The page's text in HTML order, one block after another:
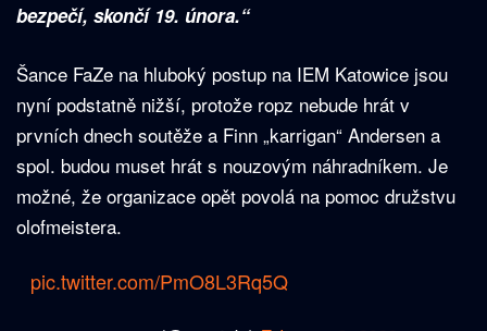
bezpečí, skončí 19. února.“
Šance FaZe na hluboký postup na IEM Katowice jsou
nyní podstatně nižší, protože ropz nebude hrát v
prvních dnech soutěže a Finn „karrigan“ Andersen a
spol. budou muset hrát s nouzovým náhradníkem. Je
možné, že organizace opět povolá na pomoc družstvu
olofmeistera.
pic.twitter.com/PmO8L3Rq5Q